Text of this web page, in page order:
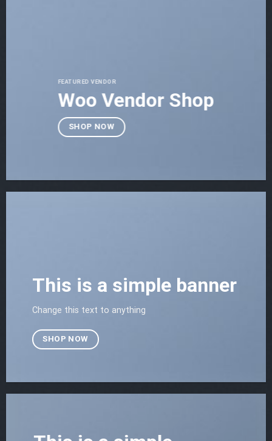
FEATURED VENDOR
Woo Vendor Shop
SHOP NOW
This is a simple banner
Change this text to anything
SHOP NOW